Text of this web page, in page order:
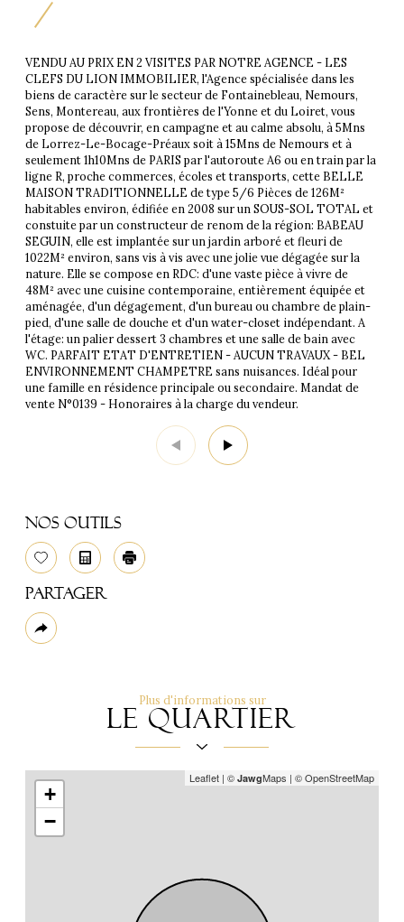
VENDU AU PRIX EN 2 VISITES PAR NOTRE AGENCE - LES
CLEFS DU LION IMMOBILIER, l'Agence spécialisée dans les
biens de caractère sur le secteur de Fontainebleau, Nemours,
Sens, Montereau, aux frontières de l'Yonne et du Loiret, vous
propose de découvrir, en campagne et au calme absolu, à 5Mns
de Lorrez-Le-Bocage-Préaux soit à 15Mns de Nemours et à
seulement 1h10Mns de PARIS par l'autoroute A6 ou en train par la
ligne R, proche commerces, écoles et transports, cette BELLE
MAISON TRADITIONNELLE de type 5/6 Pièces de 126M²
habitables environ, édifiée en 2008 sur un SOUS-SOL TOTAL et
constuite par un constructeur de renom de la région: BABEAU
SEGUIN, elle est implantée sur un jardin arboré et fleuri de
1022M² environ, sans vis à vis avec une jolie vue dégagée sur la
nature. Elle se compose en RDC: d'une vaste pièce à vivre de
48M² avec une cuisine contemporaine, entièrement équipée et
aménagée, d'un dégagement, d'un bureau ou chambre de plain-
pied, d'une salle de douche et d'un water-closet indépendant. A
l'étage: un palier dessert 3 chambres et une salle de bain avec
WC. PARFAIT ETAT D'ENTRETIEN - AUCUN TRAVAUX - BEL
ENVIRONNEMENT CHAMPETRE sans nuisances. Idéal pour
une famille en résidence principale ou secondaire. Mandat de
vente N°0139 - Honoraires à la charge du vendeur.
Nos outils
SélectionnerCalculatriceImprimer
Partager
Plus
de
Plus d'informations sur
le quartier
+
−
Leaflet | © JawgMaps | © OpenStreetMap